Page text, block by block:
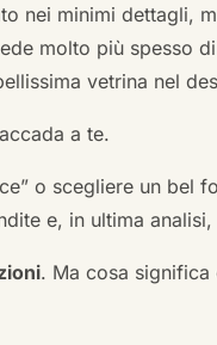
nei minimi dettagli,
molto più spesso
vetrina nel
a te.
o scegliere un bel
e, in ultima
. Ma cosa significa